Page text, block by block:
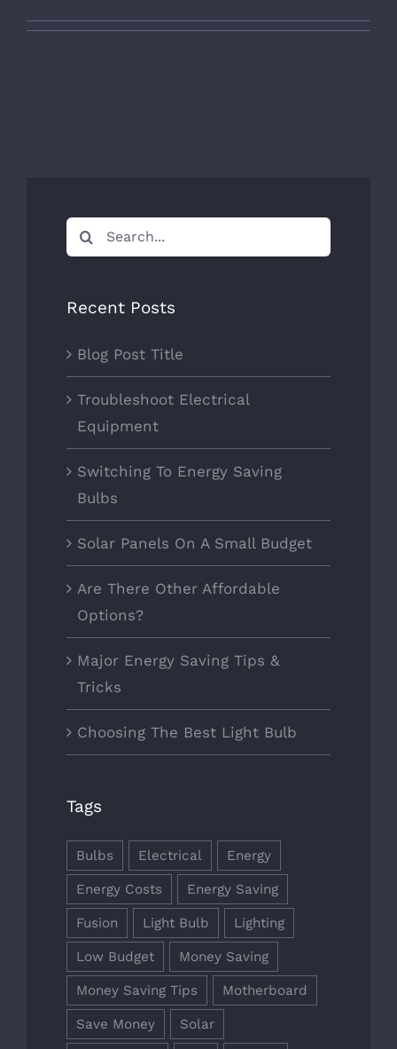
Search
for:
Recent Posts
Blog Post Title
Troubleshoot Electrical
Equipment
Switching To Energy Saving
Bulbs
Solar Panels On A Small Budget
Are There Other Affordable
Options?
Major Energy Saving Tips &
Tricks
Choosing The Best Light Bulb
Tags
Bulbs Electrical Energy
Energy Costs Energy Saving
Fusion Light Bulb Lighting
Low Budget Money Saving
Money Saving Tips Motherboard
Save Money Solar